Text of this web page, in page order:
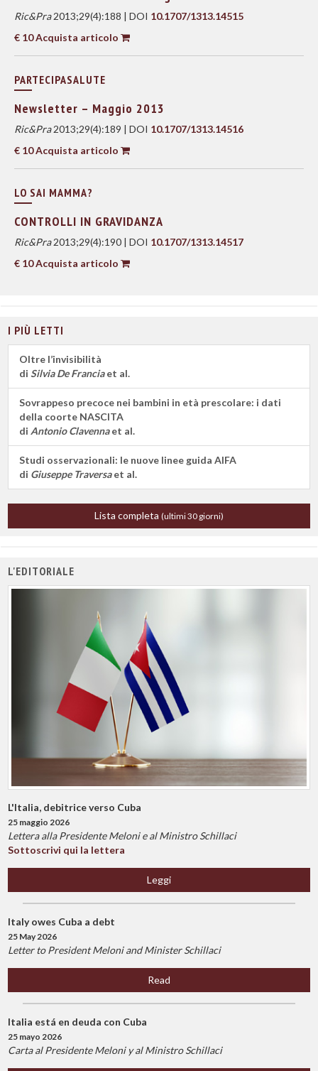
Ric&Pra2013;29(4):188 | DOI 10.1707/1313.14515
€ 10 Acquista articolo
PARTECIPASALUTE
Newsletter – Maggio 2013
Ric&Pra2013;29(4):189 | DOI 10.1707/1313.14516
€ 10 Acquista articolo
LO SAI MAMMA?
CONTROLLI IN GRAVIDANZA
Ric&Pra2013;29(4):190 | DOI 10.1707/1313.14517
€ 10 Acquista articolo
I PIÙ LETTI
Oltre l’invisibilità
di Silvia De Franciaet al.
Sovrappeso precoce nei bambini in età prescolare: i dati
della coorte NASCITA
di Antonio Clavennaet al.
Studi osservazionali: le nuove linee guida AIFA
di Giuseppe Traversaet al.
Lista completa (ultimi 30 giorni)
L'EDITORIALE
L'Italia, debitrice verso Cuba
25 maggio 2026
Lettera alla Presidente Meloni e al Ministro Schillaci
Sottoscrivi qui la lettera
Leggi
Italy owes Cuba a debt
25 May 2026
Letter to President Meloni and Minister Schillaci
Read
Italia está en deuda con Cuba
25 mayo 2026
Carta al Presidente Meloni y al Ministro Schillaci